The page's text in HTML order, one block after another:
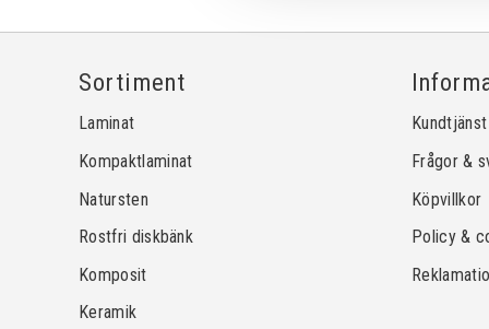
Sortiment
Laminat
Kompaktlaminat
Natursten
Rostfri diskbänk
Komposit
Keramik
Kundtjänst
Frågor &
Köpvillkor
Policy &